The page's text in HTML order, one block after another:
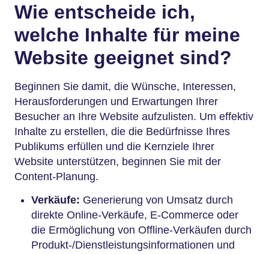
Wie entscheide ich,
welche Inhalte für meine
Website geeignet sind?
Beginnen Sie damit, die Wünsche, Interessen,
Herausforderungen und Erwartungen Ihrer
Besucher an Ihre Website aufzulisten. Um effektiv
Inhalte zu erstellen, die die Bedürfnisse Ihres
Publikums erfüllen und die Kernziele Ihrer
Website unterstützen, beginnen Sie mit der
Content-Planung.
Verkäufe: Generierung von Umsatz durch
direkte Online-Verkäufe, E-Commerce oder
die Ermöglichung von Offline-Verkäufen durch
Produkt-/Dienstleistungsinformationen und